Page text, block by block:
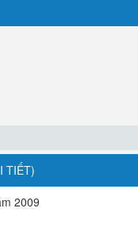
TIẾT)
2009